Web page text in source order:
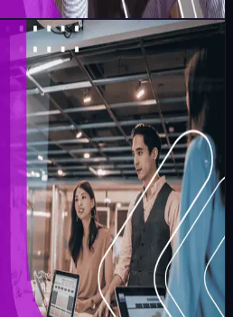
da conversa
trabalho está
ponto